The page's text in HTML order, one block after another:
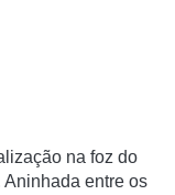
na foz do
entre os